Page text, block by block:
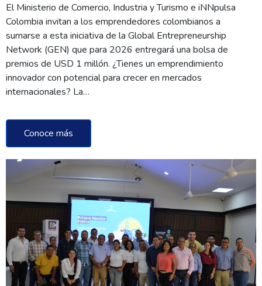
El Ministerio de Comercio, Industria y Turismo e iNNpulsa
Colombia invitan a los emprendedores colombianos a
sumarse a esta iniciativa de la Global Entrepreneurship
Network (GEN) que para 2026 entregará una bolsa de
premios de USD 1 millón. ¿Tienes un emprendimiento
innovador con potencial para crecer en mercados
internacionales? La…
Conoce más